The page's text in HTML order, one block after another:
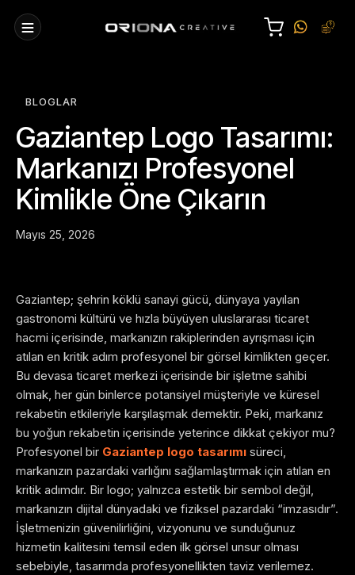
BLOGLAR
Gaziantep Logo Tasarımı:
Markanızı Profesyonel
Kimlikle Öne Çıkarın
Mayıs 25, 2026
Gaziantep; şehrin köklü sanayi gücü, dünyaya yayılan
gastronomi kültürü ve hızla büyüyen uluslararası ticaret
hacmi içerisinde, markanızın rakiplerinden ayrışması için
atılan en kritik adım profesyonel bir görsel kimlikten geçer.
Bu devasa ticaret merkezi içerisinde bir işletme sahibi
olmak, her gün binlerce potansiyel müşteriyle ve küresel
rekabetin etkileriyle karşılaşmak demektir. Peki, markanız
bu yoğun rekabetin içerisinde yeterince dikkat çekiyor mu?
Profesyonel bir Gaziantep logo tasarımı süreci,
markanızın pazardaki varlığını sağlamlaştırmak için atılan en
kritik adımdır. Bir logo; yalnızca estetik bir sembol değil,
markanızın dijital dünyadaki ve fiziksel pazardaki “imzasıdır”.
İşletmenizin güvenilirliğini, vizyonunu ve sunduğunuz
hizmetin kalitesini temsil eden ilk görsel unsur olması
sebebiyle, tasarımda profesyonellikten taviz verilemez.